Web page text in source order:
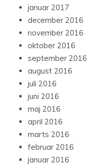
januar 2017
december 2016
november 2016
oktober 2016
september 2016
august 2016
juli 2016
juni 2016
maj 2016
april 2016
marts 2016
februar 2016
januar 2016